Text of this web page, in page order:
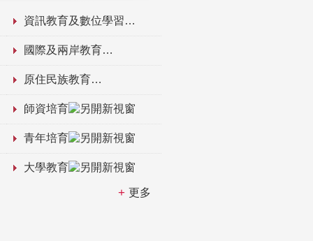
資訊教育及數位學習
國際及兩岸教育
原住民族教育
師資培育
青年培育
大學教育
更多